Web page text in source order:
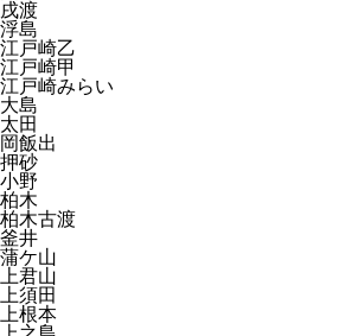
戌渡
浮島
江戸崎乙
江戸崎甲
江戸崎みらい
大島
太田
岡飯出
押砂
小野
柏木
柏木古渡
釜井
蒲ケ山
上君山
上須田
上根本